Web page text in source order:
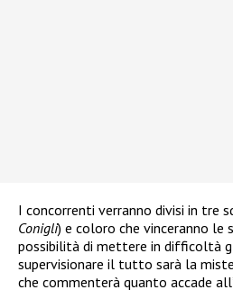
I concorrenti verranno divisi in tre
Conigli) e coloro che vinceranno le
possibilità di mettere in difficoltà
supervisionare il tutto sarà la
che commenterà quanto accade